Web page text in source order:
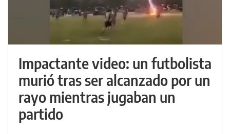
Impactante video: un futbolista
murió tras ser alcanzado por un
rayo mientras jugaban un
partido